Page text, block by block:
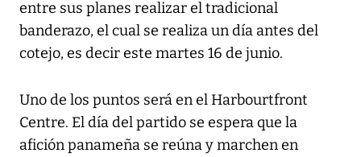
entre sus planes realizar el tradicional
banderazo, el cual se realiza un día antes del
cotejo, es decir este martes 16 de junio.
Uno de los puntos será en el Harbourtfront
Centre. El día del partido se espera que la
afición panameña se reúna y marchen en